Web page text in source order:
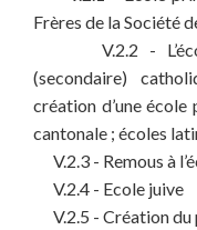
Frères de la Société
V.2.2 - L’école
(secondaire)
création d’une
cantonale ; écoles
V.2.3 - Remous à
V.2.4 - Ecole juive
V.2.5 - Création du